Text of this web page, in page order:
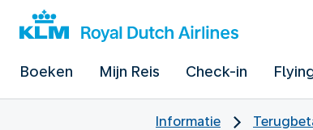
Boeken Mijn Reis Check-in
Informatie